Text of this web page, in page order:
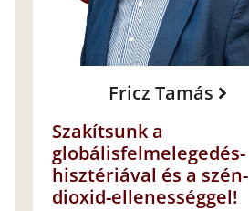
Fricz Tamás
Szakítsunk a
globálisfelmelegedés-
hisztériával és a szén-
dioxid-ellenességgel!